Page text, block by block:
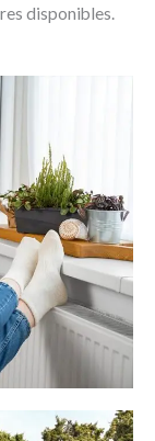
disponibles.